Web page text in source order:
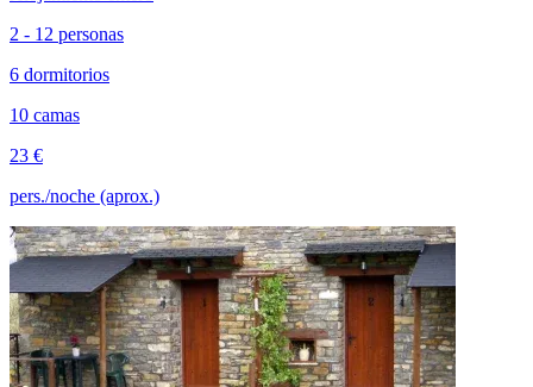
2 - 12 personas
6 dormitorios
10 camas
23 €
pers./noche (aprox.)